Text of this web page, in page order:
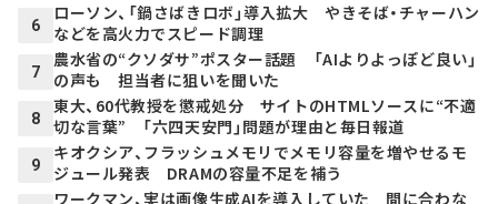
6
ローソン、「鍋さばきロボ」導入拡大 やきそば・チャーハン
などを高火力でスピード調理
7
農水省の“クソダサ”ポスター話題 「AIよりよっぽど良い」
の声も 担当者に狙いを聞いた
8
東大、60代教授を懲戒処分 サイトのHTMLソースに“不適
切な言葉” 「六四天安門」問題が理由と毎日報道
9
キオクシア、フラッシュメモリでメモリ容量を増やせるモ
ジュール発表 DRAMの容量不足を補う
ワークマン、実は画像生成AIを導入していた 間に合わな